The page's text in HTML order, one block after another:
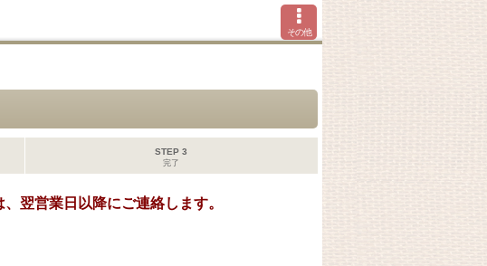
その他
STEP 3
完了
翌営業日以降にご連絡します。